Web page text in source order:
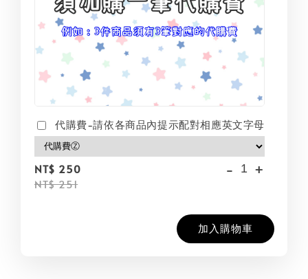
代購費-請依各商品內提示配對相應英文字母
NT$ 250
NT$ 251
- +
加入購物車